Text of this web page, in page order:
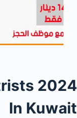
In Kuwait